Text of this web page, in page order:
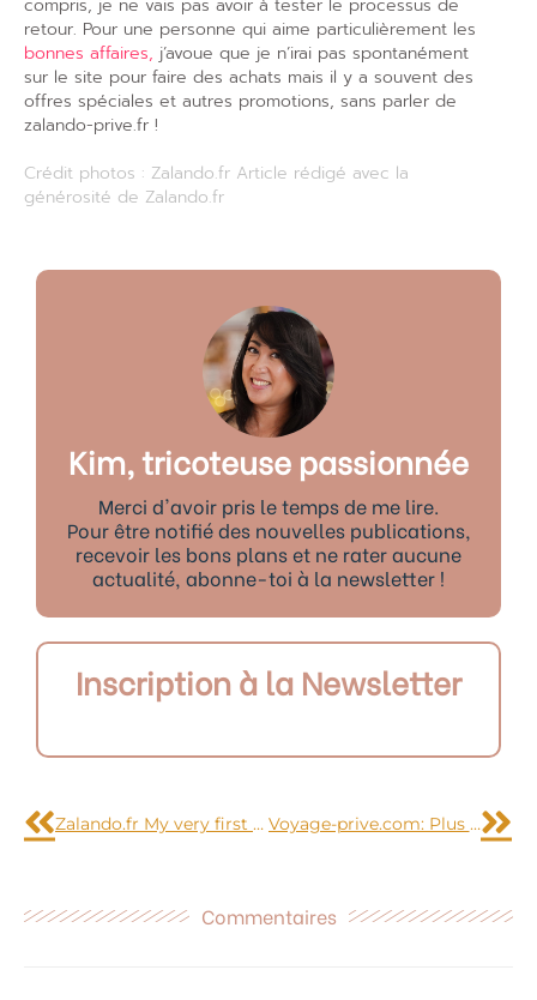
compris, je ne vais pas avoir à tester le processus de
retour. Pour une personne qui aime particulièrement les
bonnes affaires, j’avoue que je n’irai pas spontanément
sur le site pour faire des achats mais il y a souvent des
offres spéciales et autres promotions, sans parler de
zalando-prive.fr !
Crédit photos : Zalando.fr Article rédigé avec la
générosité de Zalando.fr
Kim, tricoteuse passionnée
Merci d'avoir pris le temps de me lire.
Pour être notifié des nouvelles publications,
recevoir les bons plans et ne rater aucune
actualité, abonne-toi à la newsletter !
Inscription à la Newsletter
Zalando.fr My very first time Voyage-prive.com: Plus jamais !
Commentaires